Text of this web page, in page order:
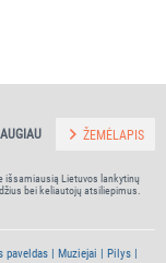
išsamiausią Lietuvos lankytinų
bei keliautojų atsiliepimus.
ŽEMĖLAPIS
paveldas Muziejai
Pilys